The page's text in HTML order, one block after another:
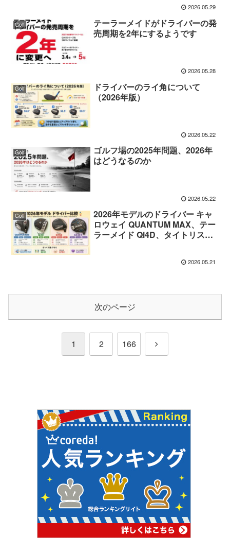
2026.05.29
Golf
テーラーメイドがドライバーの発
売周期を2年にするようです
2026.05.28
Golf
ドライバーのライ角について
（2026年版）
2026.05.22
Golf
ゴルフ場の2025年問題、2026年
はどうなるのか
2026.05.22
Golf
2026年モデルのドライバー キャ
ロウェイ QUANTUM MAX、テー
ラーメイド Qi4D、タイトリスト
2026.05.21
次のページ
1 2 166
次